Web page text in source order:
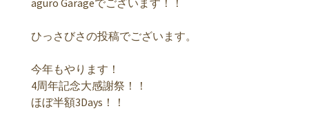
aguro Garageでございます！！
ひっさびさの投稿でございます。
今年もやります！
4周年記念大感謝祭！！
ほぼ半額3Days！！